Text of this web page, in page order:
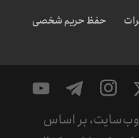
حفظ حریم شخصی
بر اساس